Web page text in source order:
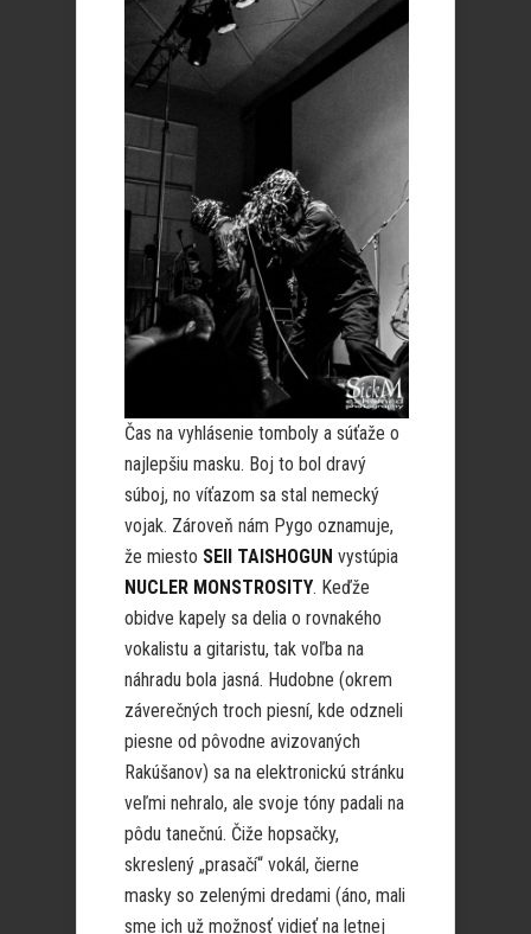
Čas na vyhlásenie tomboly a súťaže o
najlepšiu masku. Boj to bol dravý
súboj, no víťazom sa stal nemecký
vojak. Zároveň nám Pygo oznamuje,
že miesto SEII TAISHOGUN vystúpia
NUCLER MONSTROSITY. Keďže
obidve kapely sa delia o rovnakého
vokalistu a gitaristu, tak voľba na
náhradu bola jasná. Hudobne (okrem
záverečných troch piesní, kde odzneli
piesne od pôvodne avizovaných
Rakúšanov) sa na elektronickú stránku
veľmi nehralo, ale svoje tóny padali na
pôdu tanečnú. Čiže hopsačky,
skreslený „prasačí“ vokál, čierne
masky so zelenými dredami (áno, mali
sme ich už možnosť vidieť na letnej